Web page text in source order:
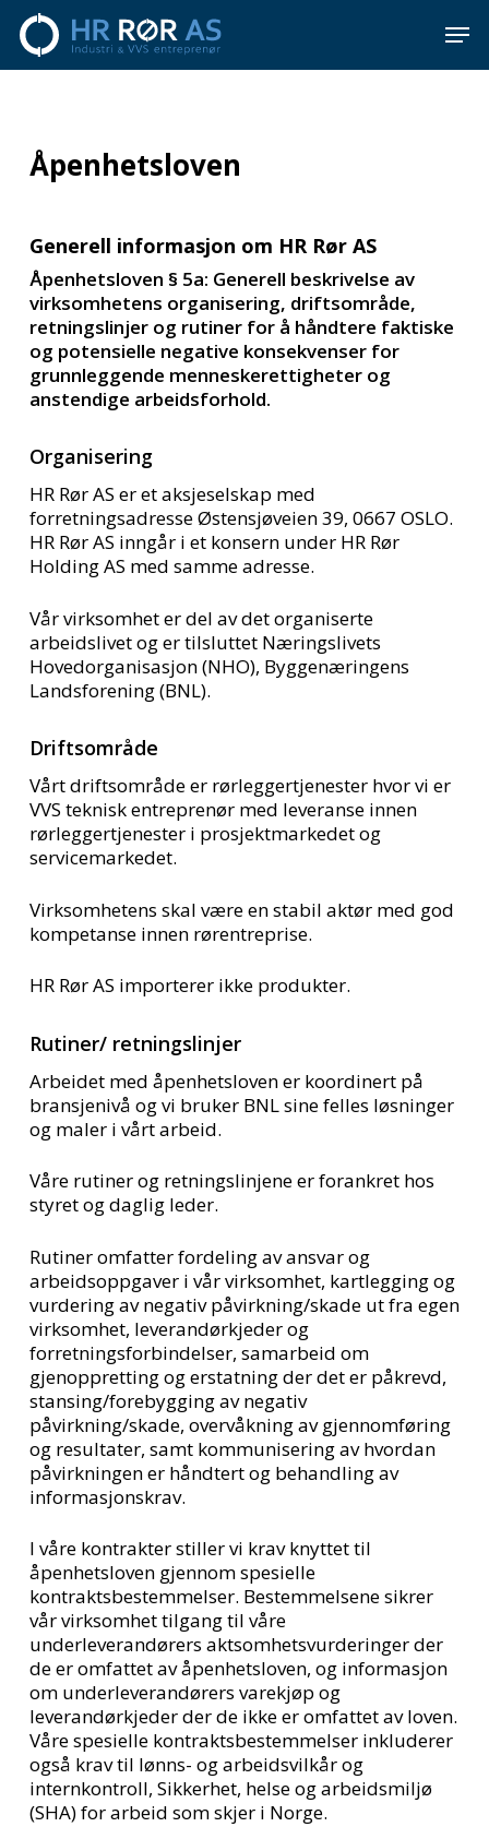
Skip
main
Åpenhetsloven
Generell informasjon om HR Rør AS
Åpenhetsloven § 5a: Generell beskrivelse av
virksomhetens organisering, driftsområde,
retningslinjer og rutiner for å håndtere faktiske
og potensielle negative konsekvenser for
grunnleggende menneskerettigheter og
anstendige arbeidsforhold.
Organisering
HR Rør AS er et aksjeselskap med
forretningsadresse Østensjøveien 39, 0667 OSLO.
HR Rør AS inngår i et konsern under HR Rør
Holding AS med samme adresse.
Vår virksomhet er del av det organiserte
arbeidslivet og er tilsluttet Næringslivets
Hovedorganisasjon (NHO), Byggenæringens
Landsforening (BNL).
Driftsområde
Vårt driftsområde er rørleggertjenester hvor vi er
VVS teknisk entreprenør med leveranse innen
rørleggertjenester i prosjektmarkedet og
servicemarkedet.
Virksomhetens skal være en stabil aktør med god
kompetanse innen rørentreprise.
HR Rør AS importerer ikke produkter.
Rutiner/ retningslinjer
Arbeidet med åpenhetsloven er koordinert på
bransjenivå og vi bruker BNL sine felles løsninger
og maler i vårt arbeid.
Våre rutiner og retningslinjene er forankret hos
styret og daglig leder.
Rutiner omfatter fordeling av ansvar og
arbeidsoppgaver i vår virksomhet, kartlegging og
vurdering av negativ påvirkning/skade ut fra egen
virksomhet, leverandørkjeder og
forretningsforbindelser, samarbeid om
gjenoppretting og erstatning der det er påkrevd,
stansing/forebygging av negativ
påvirkning/skade, overvåkning av gjennomføring
og resultater, samt kommunisering av hvordan
påvirkningen er håndtert og behandling av
informasjonskrav.
I våre kontrakter stiller vi krav knyttet til
åpenhetsloven gjennom spesielle
kontraktsbestemmelser. Bestemmelsene sikrer
vår virksomhet tilgang til våre
underleverandørers aktsomhetsvurderinger der
de er omfattet av åpenhetsloven, og informasjon
om underleverandørers varekjøp og
leverandørkjeder der de ikke er omfattet av loven.
Våre spesielle kontraktsbestemmelser inkluderer
også krav til lønns- og arbeidsvilkår og
internkontroll, Sikkerhet, helse og arbeidsmiljø
(SHA) for arbeid som skjer i Norge.
Close